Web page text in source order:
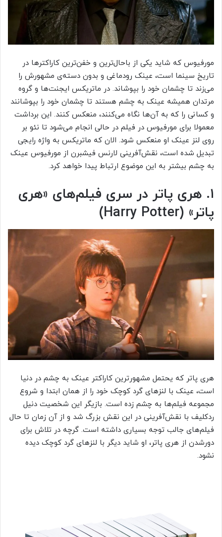
مورفیوس که شاید یکی از باحال‌ترین و خفن‌ترین کاراکتر‌ها در
تاریخ سینما است، عینک رودماغی و بدون دسته‌ی مشهورش را
می‌زند تا چشمان خود را بپوشاند. در ماتریکس ایجنت‌ها و گروه
مرتدان همیشه عینک به چشم هستند تا چشمان خود را بپوشانند
و کسانی را که به آن‌ها نگاه می‌کنند، منعکس کنند. این برداشت
معمولا برای مورفیوس در فیلم در حالی انجام می‌شود تا نئو بر
روی لنز عینک او منعکس شود. الان که ماتریکس به واژه رایجی
تبدیل شده است، نقش‌آفرینی لارنس فیشبرن از مورفیوس عینک
به چشم بیشتر به این موضوع ارتباط پیدا خواهد کرد.
۱. هری‌ پاتر در سری فیلم‌های «هری‌
پاتر» (Harry Potter
)
هری پاتر که یحتمل مشهورترین کاراکتر عینک به چشم در دنیا
است، عینک با لنز‌های گرد کوچک خود را از همان ابتدا و شروع
مجموعه فیلم‌ها به چشم زده است. بازیگر این شخصیت دنیل
ردکلیف با نقش‌آفرینی در این نقش بزرگ شد و از آن زمان تا حال
فیلم‌های جالب توجه بسیاری داشته است. گرچه در تلاش برای
دورشدن از هری پاتر، او شاید دیگر با لنز‌های گرد کوچک دیده
نشود.